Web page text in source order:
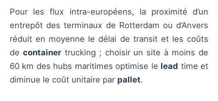
Pour les flux intra-européens, la proximité d’un
entrepôt des terminaux de Rotterdam ou d’Anvers
réduit en moyenne le délai de transit et les coûts
de containertrucking ; choisir un site à moins de
60 km des hubs maritimes optimise le lead time et
diminue le coût unitaire par pallet.